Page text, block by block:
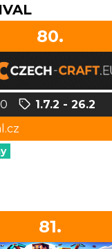
80.
1.7.2 - 26.2
81.